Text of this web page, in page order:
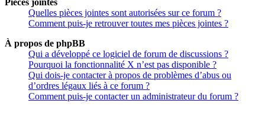
Pièces jointes
Quelles pièces jointes sont autorisées sur ce forum ?
Comment puis-je retrouver toutes mes pièces jointes ?
À propos de phpBB
Qui a développé ce logiciel de forum de discussions ?
Pourquoi la fonctionnalité X n’est pas disponible ?
Qui dois-je contacter à propos de problèmes d’abus ou
d’ordres légaux liés à ce forum ?
Comment puis-je contacter un administrateur du forum ?